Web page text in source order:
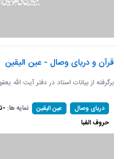
قرآن و دریای وصال - عین الیقین
برگرفته از بیانات استاد در دفتر آیت الله
دریای وصال عین الیقین نمایه ها: -
حروف الفبا